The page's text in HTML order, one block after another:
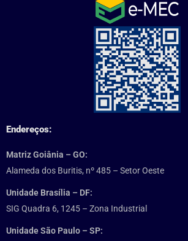
Endereços:
Matriz Goiânia – GO:
Alameda dos Buritis, nº 485 – Setor Oeste
Unidade Brasília – DF:
SIG Quadra 6, 1245 – Zona Industrial
Unidade São Paulo – SP: